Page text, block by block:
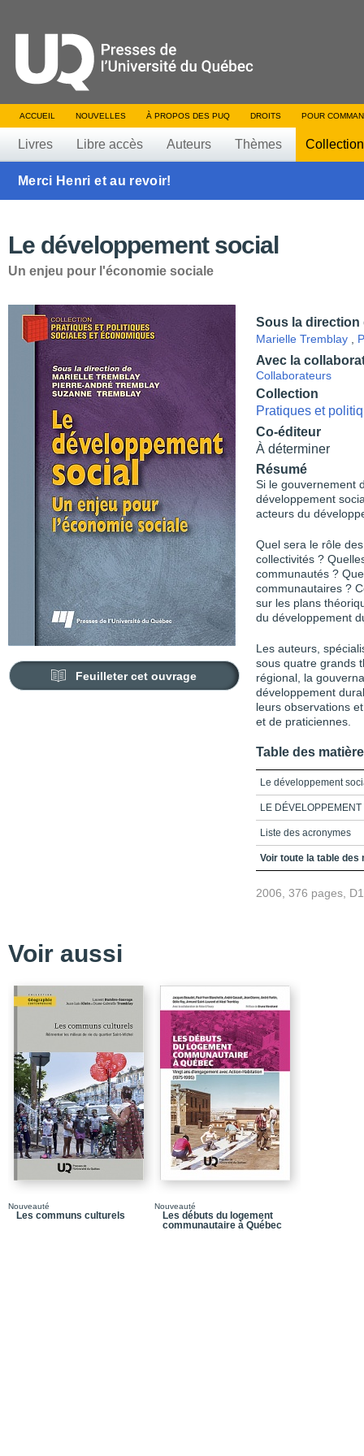
ACCUEIL NOUVELLES À PROPOS DES PUQ DROITS POUR
Livres Libre accès Auteurs Thèmes
Merci Henri et au revoir!
Le développement social
Un enjeu pour l'économie sociale
Feuilleter cet ouvrage
Sous la direction
Marielle Tremblay
Avec la
Collaborateurs
Collection
Pratiques et
Co-éditeur
À déterminer
Résumé
Si le gouvernement
développement
acteurs du
Quel sera le rôle
collectivités ?
communautés ?
communautaires ?
sur les plans
du développement
Les auteurs,
sous quatre grands
régional, la
développement
leurs observations
et de praticiennes.
Table des
Le développement
LE
Liste des acronymes
Remerciements
Développement social
L'internationalisation
Partie 2_La question
Implantation des CLD
Le développement
Le développement
Partie 3_La société
Développement local
Retrouver notre
Voir toute la table des
2006, 376 pages,
Voir aussi
Nouveauté
Les communs culturels
Nouveauté
Les débuts du logement
communautaire à Québec